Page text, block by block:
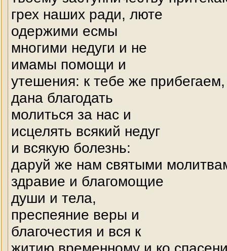
грех наших ради, люте
одержими есмы
многими недуги и не
имамы помощи и
утешения: к тебе же
дана благодать
молиться за нас и
исцелять всякий недуг
и всякую болезнь:
даруй же нам святыми
здравие и благомощие
души и тела,
преспеяние веры и
благочестия и вся к